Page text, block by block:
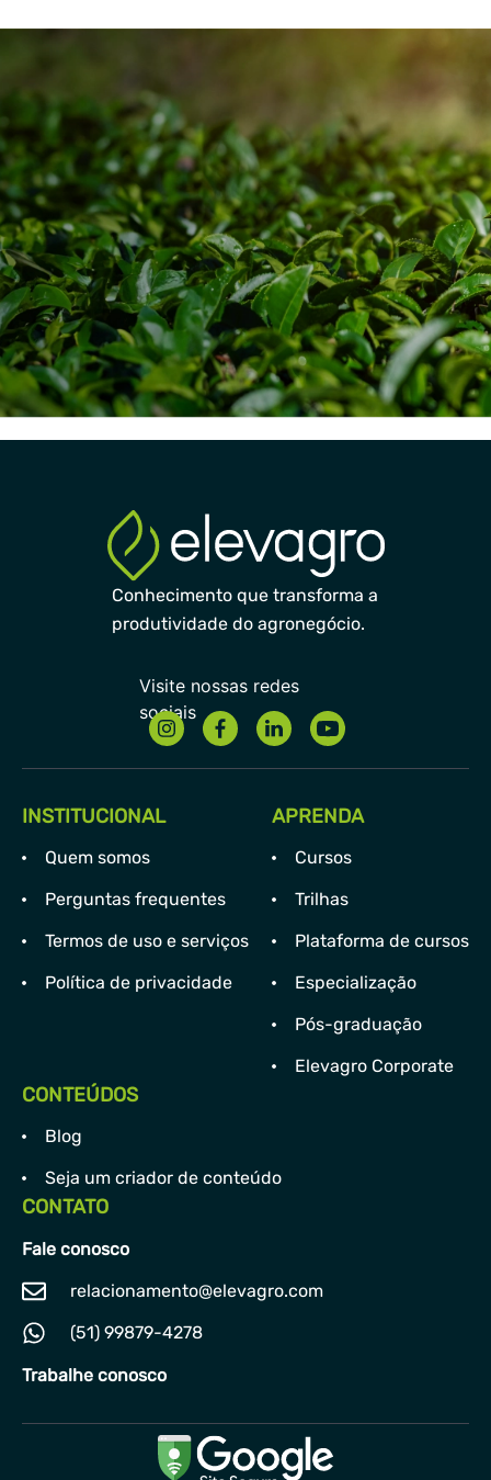
Conhecimento que transforma a
produtividade do agronegócio.
INSTITUCIONAL
Quem somos
Perguntas frequentes
Termos de uso e serviços
Política de privacidade
APRENDA
Cursos
Trilhas
Plataforma de cursos
Especialização
Pós-graduação
Elevagro Corporate
CONTEÚDOS
Blog
Seja um criador de conteúdo
CONTATO
Fale conosco
relacionamento@elevagro.com
(51) 99879-4278
Trabalhe conosco